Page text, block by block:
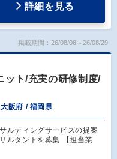
詳細を見る
掲載期間：26/08/08～26/08/29
ット/充実の研修制度/
阪府 / 福岡県
ルティングサービスの提案
ルタントを募集 【担当業